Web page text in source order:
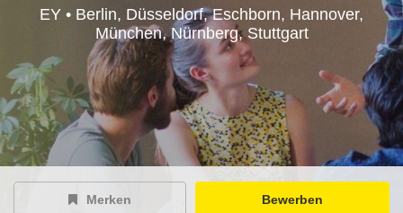
EY Careers Spotlight
der Karriere-Podcast
EY Joblight
EY • Berlin, Düsseldorf, Eschborn, Hannover,
München, Nürnberg, Stuttgart
Merken Bewerben